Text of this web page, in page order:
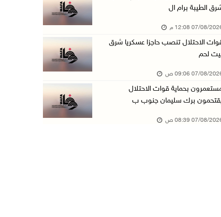
الطقس: أجواء صافية صيفية والحرارة حول معدلها ...
تواصل انتهاكات الاحتلال والمستعمرين: اعتقالات ...
06/آب/2026 11:14 م
الطيبة برام ال
08/2026 12:08 م
الاحتلال تنصب حاجزا عسكريا شرق
لحم
08/2026 09:06 ص
بحماية قوات الاحتلال
برك سليمان جنوب ب
08/2026 08:39 ص